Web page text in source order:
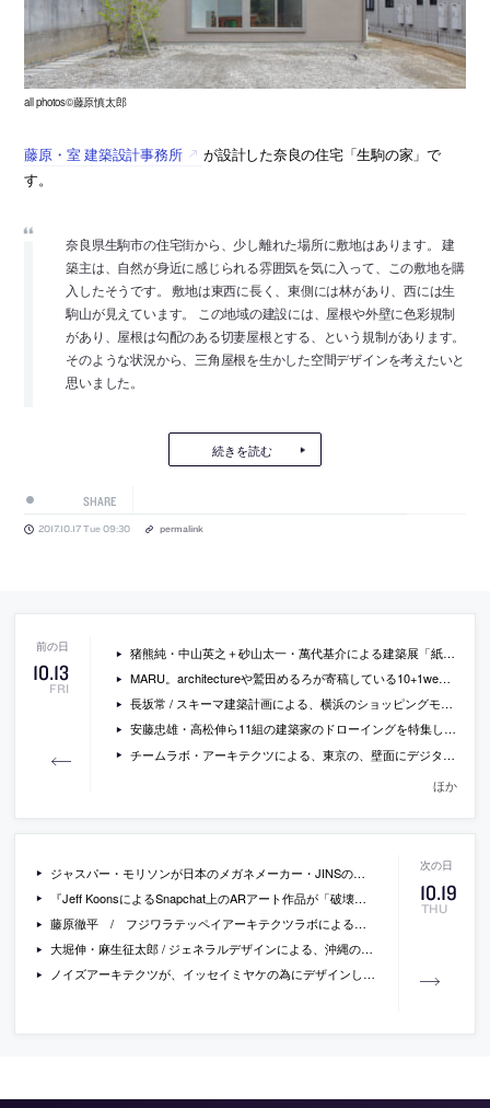
all photos©藤原慎太郎
藤原・室 建築設計事務所
が設計した奈良の住宅「生駒の家」で
す。
奈良県生駒市の住宅街から、少し離れた場所に敷地はあります。 建
築主は、自然が身近に感じられる雰囲気を気に入って、この敷地を購
入したそうです。 敷地は東西に長く、東側には林があり、西には生
駒山が見えています。 この地域の建設には、屋根や外壁に色彩規制
があり、屋根は勾配のある切妻屋根とする、という規制があります。
そのような状況から、三角屋根を生かした空間デザインを考えたいと
思いました。
続きを読む
SHARE
2017.10.17 Tue 09:30 permalink
10.13
FRI
猪熊純・中山英之＋砂山太一・萬代基介による建築展「紙のかたち展2」の会場写真
MARU。architectureや鷲田めるろが寄稿している10+1websiteの特集「建築の公共性を問い直す」
長坂常 / スキーマ建築計画による、横浜のショッピングモール内の店舗「DESCENTE BLANC 横浜」
安藤忠雄・高松伸ら11組の建築家のドローイングを特集した建築展「紙の上の建築」が、国立近現代建築資料館で開催 [2017/10/31-2018/2/4]
チームラボ・アーキテクツによる、東京の、壁面にデジタル映像が映し出されるエントランスなどが特徴的なDMM.com社のオフィスの写真など
ほか
10.19
THU
ジャスパー・モリソンが日本のメガネメーカー・JINSのためのデザインしたフレームの写真
『Jeff KoonsによるSnapchat上のARアート作品が「破壊」された』（TechCrunch）
藤原徹平 / フジワラテッペイアーキテクツラボによる、丹下健三の横浜美術館の空間を美術展用にカスタマイズしたプロジェクト「ヨコハマトリエンナーレ2017」の写真
大堀伸・麻生征太郎 / ジェネラルデザインによる、沖縄の「ギノザリゾート 美らの教会」
ノイズアーキテクツが、イッセイミヤケの為にデザインしたポップアップ店舗「BAOBAO ISSEY MIYAKE 2017 Popup Store」の写真